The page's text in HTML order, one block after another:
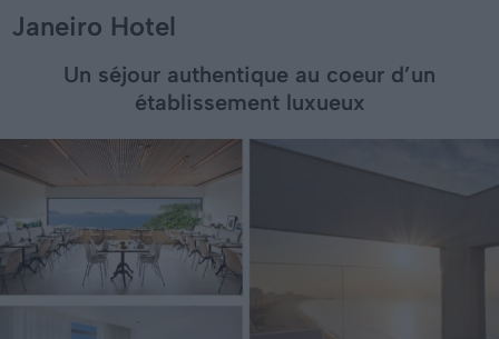
Janeiro Hotel
Un séjour authentique au coeur d’un
établissement luxueux